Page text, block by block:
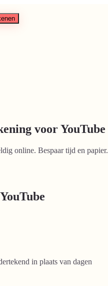
voor YouTube
online. Bespaar tijd en papier.
in plaats van dagen